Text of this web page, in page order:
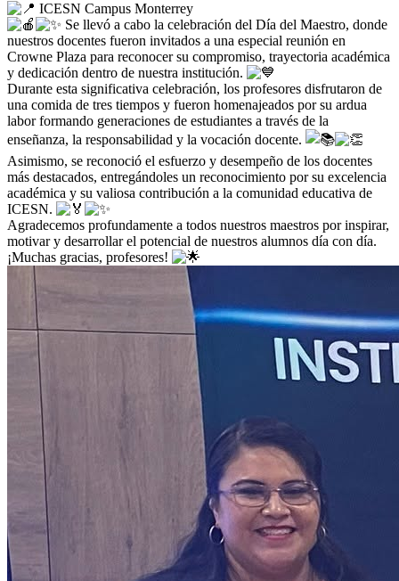
ICESN Campus Monterrey
Se llevó a cabo la celebración del Día del Maestro, donde
nuestros docentes fueron invitados a una especial reunión en
Crowne Plaza para reconocer su compromiso, trayectoria académica
y dedicación dentro de nuestra institución.
Durante esta significativa celebración, los profesores disfrutaron de
una comida de tres tiempos y fueron homenajeados por su ardua
labor formando generaciones de estudiantes a través de la
enseñanza, la responsabilidad y la vocación docente.
Asimismo, se reconoció el esfuerzo y desempeño de los docentes
más destacados, entregándoles un reconocimiento por su excelencia
académica y su valiosa contribución a la comunidad educativa de
ICESN.
Agradecemos profundamente a todos nuestros maestros por inspirar,
motivar y desarrollar el potencial de nuestros alumnos día con día.
¡Muchas gracias, profesores!